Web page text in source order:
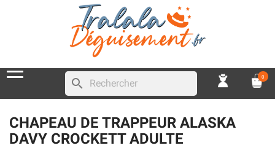
search 0
CHAPEAU DE TRAPPEUR ALASKA
DAVY CROCKETT ADULTE